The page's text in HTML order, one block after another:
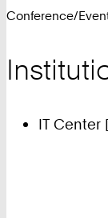
Conference/
IT Center